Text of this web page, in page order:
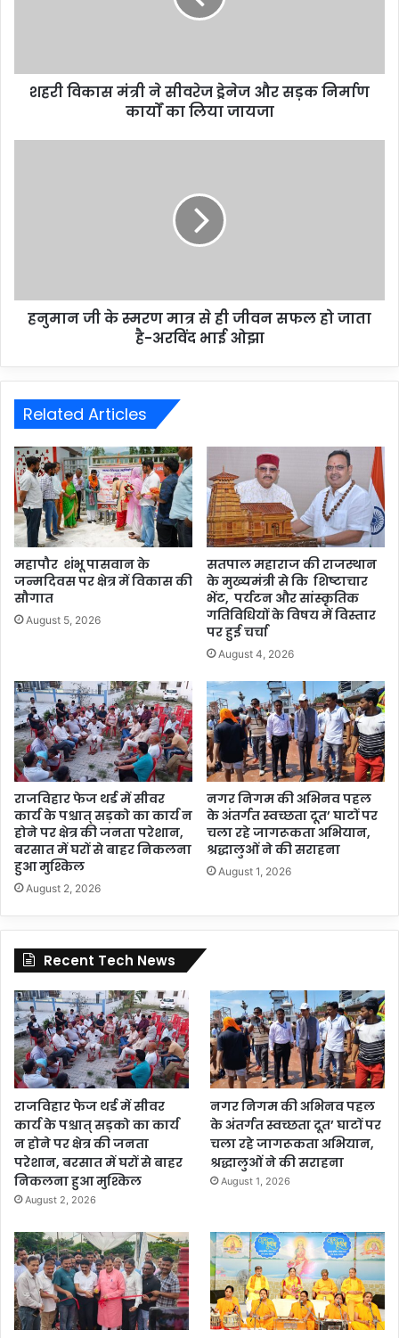
शहरी विकास मंत्री ने सीवरेज ड्रेनेज और सड़क निर्माण
कार्यों का लिया जायजा
हनुमान जी के स्मरण मात्र से ही जीवन सफल हो जाता
है-अरविंद भाई ओझा
Related Articles
महापौर शंभू पासवान के
जन्मदिवस पर क्षेत्र में विकास की
सौगात
August 5, 2026
सतपाल महाराज की राजस्थान
के मुख्यमंत्री से कि शिष्टाचार
भेंट, पर्यटन और सांस्कृतिक
गतिविधियों के विषय में विस्तार
पर हुई चर्चा
August 4, 2026
राजविहार फेज थर्ड में सीवर
कार्य के पश्चात् सड़को का कार्य न
होने पर क्षेत्र की जनता परेशान,
बरसात में घरों से बाहर निकलना
हुआ मुश्किल
August 2, 2026
नगर निगम की अभिनव पहल
के अंतर्गत स्वच्छता दूत’ घाटों पर
चला रहे जागरूकता अभियान,
श्रद्धालुओं ने की सराहना
August 1, 2026
Recent Tech News
राजविहार फेज थर्ड में सीवर
कार्य के पश्चात् सड़को का कार्य
न होने पर क्षेत्र की जनता
परेशान, बरसात में घरों से बाहर
निकलना हुआ मुश्किल
August 2, 2026
नगर निगम की अभिनव पहल
के अंतर्गत स्वच्छता दूत’ घाटों पर
चला रहे जागरूकता अभियान,
श्रद्धालुओं ने की सराहना
August 1, 2026